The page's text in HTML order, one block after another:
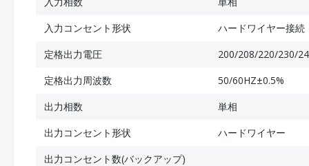
入力コンセント形状
ハードワイヤー接続
定格出力電圧
200/208/220/230/
定格出力周波数
50/60HZ±0.5%
出力相数
単相
出力コンセント形状
ハードワイヤー
出力コンセント数(バックアップ)